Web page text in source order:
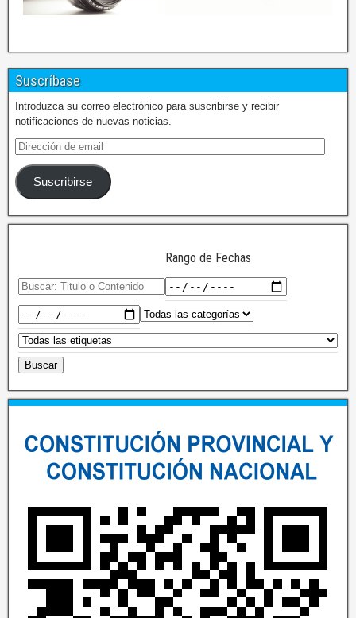
Suscríbase
Introduzca su correo electrónico para suscribirse y recibir
notificaciones de nuevas noticias.
Suscribirse
Rango de Fechas